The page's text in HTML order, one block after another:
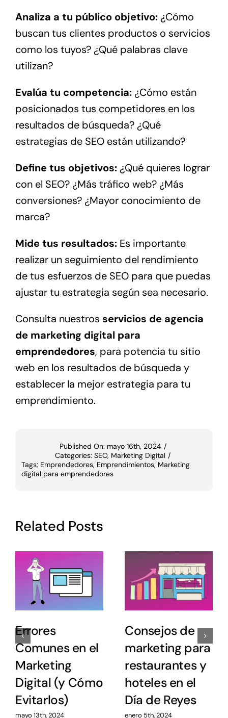
Analiza a tu público objetivo:¿Cómo
buscan tus clientes productos o servicios
como los tuyos? ¿Qué palabras clave
utilizan?
Evalúa tu competencia:¿Cómo están
posicionados tus competidores en los
resultados de búsqueda? ¿Qué
estrategias de SEO están utilizando?
Define tus objetivos:¿Qué quieres lograr
con el SEO? ¿Más tráfico web? ¿Más
conversiones? ¿Mayor conocimiento de
marca?
Mide tus resultados:Es importante
realizar un seguimiento del rendimiento
de tus esfuerzos de SEO para que puedas
ajustar tu estrategia según sea necesario.
Consulta nuestros servicios de agencia
de marketing digital para
emprendedores, para potencia tu sitio
web en los resultados de búsqueda y
establecer la mejor estrategia para tu
emprendimiento.
Published On:
/
Categories: SEO, Marketing Digital /
Tags: Emprendedores, Emprendimientos, Marketing
digital para emprendedores
Related Posts
Errores
Comunes en el
Marketing
Digital (y Cómo
Evitarlos)
Consejos de
marketing para
restaurantes y
hoteles en el
Día de Reyes